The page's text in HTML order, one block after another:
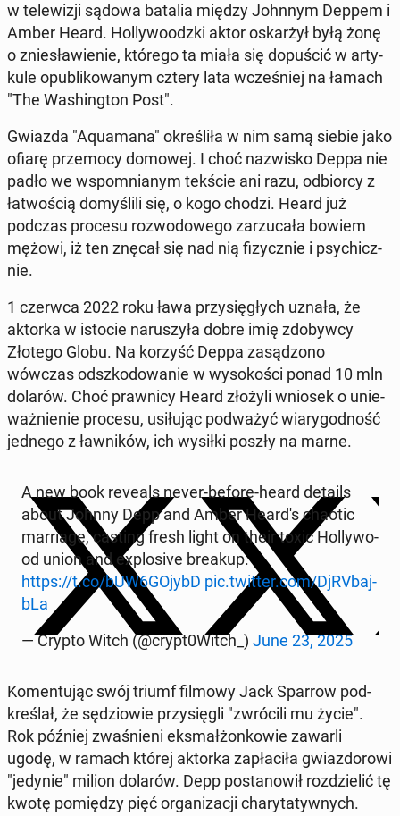
w te­le­wi­zji sądowa batalia między Johnnym Deppem i
Amber Heard. Hol­ly­wo­odz­ki aktor oskar­żył byłą żonę
o znie­sła­wie­nie, którego ta miała się do­pu­ścić w ar­ty­
ku­le opu­bli­ko­wa­nym cztery lata wcze­śniej na łamach
"The Wa­shing­ton Post".
Gwiazda "Aqu­ama­na" okre­śli­ła w nim samą siebie jako
ofiarę prze­mo­cy domowej. I choć na­zwi­sko Deppa nie
padło we wspo­mnia­nym tekście ani razu, od­bior­cy z
ła­two­ścią do­my­śli­li się, o kogo chodzi. Heard już
podczas procesu roz­wo­do­we­go za­rzu­ca­ła bowiem
mężowi, iż ten znęcał się nad nią fi­zycz­nie i psy­chicz­
nie.
1 czerwca 2022 roku ława przy­się­głych uznała, że
aktorka w istocie na­ru­szy­ła dobre imię zdo­byw­cy
Złotego Globu. Na korzyść Deppa za­są­dzo­no
wówczas od­szko­do­wa­nie w wy­so­ko­ści ponad 10 mln
dolarów. Choć praw­ni­cy Heard złożyli wniosek o unie­
waż­nie­nie procesu, usi­łu­jąc pod­wa­żyć wia­ry­god­ność
jednego z ław­ni­ków, ich wysiłki poszły na marne.
A new book reveals never-before-heard details
about Johnny Depp and Amber Heard's chaotic
mar­ria­ge, casting fresh light on their toxic Hol­ly­wo­
od union and explo­si­ve breakup.
https://t.co/bUW6GOjybD pic.twitter.com/DjRVbaj­
bLa
— Crypto Witch (@crypt0Witch_) June 23, 2025
Ko­men­tu­jąc swój triumf filmowy Jack Sparrow pod­
kre­ślał, że sę­dzio­wie przy­się­gli "zwró­ci­li mu życie".
Rok później zwa­śnie­ni eks­mał­żon­ko­wie zawarli
ugodę, w ramach której aktorka za­pła­ci­ła gwiaz­do­ro­wi
"jedynie" milion dolarów. Depp po­sta­no­wił roz­dzie­lić tę
kwotę po­mię­dzy pięć or­ga­ni­za­cji cha­ry­ta­tyw­nych.